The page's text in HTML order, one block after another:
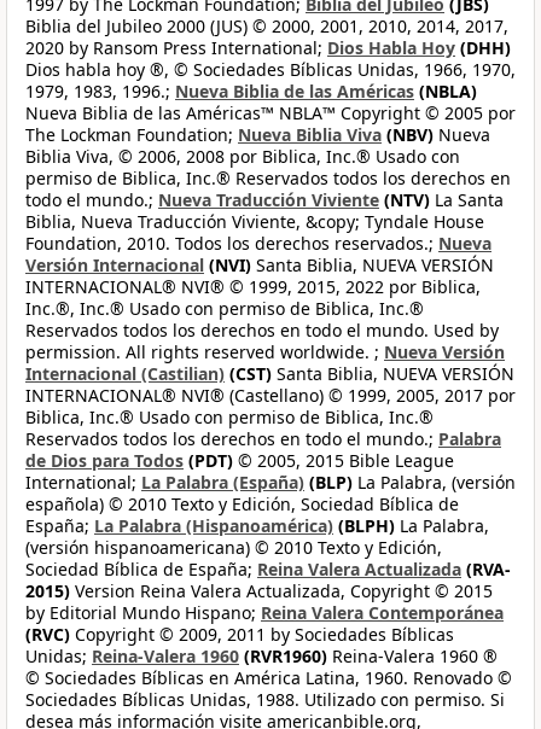
Biblia del Jubileo 2000 (JUS) © 2000, 2001, 2010, 2014, 2017,
2020 by Ransom Press International; Dios Habla Hoy (DHH)
Dios habla hoy ®, © Sociedades Bíblicas Unidas, 1966, 1970,
1979, 1983, 1996.; Nueva Biblia de las Américas (NBLA)
Nueva Biblia de las Américas™ NBLA™ Copyright © 2005 por
The Lockman Foundation; Nueva Biblia Viva (NBV) Nueva
Biblia Viva, © 2006, 2008 por Biblica, Inc.® Usado con
permiso de Biblica, Inc.® Reservados todos los derechos en
todo el mundo.; Nueva Traducción Viviente (NTV) La Santa
Biblia, Nueva Traducción Viviente, &copy; Tyndale House
Foundation, 2010. Todos los derechos reservados.; Nueva
Versión Internacional (NVI) Santa Biblia, NUEVA VERSIÓN
INTERNACIONAL® NVI® © 1999, 2015, 2022 por Biblica,
Inc.®, Inc.® Usado con permiso de Biblica, Inc.®
Reservados todos los derechos en todo el mundo. Used by
permission. All rights reserved worldwide. ; Nueva Versión
Internacional (Castilian) (CST) Santa Biblia, NUEVA VERSIÓN
INTERNACIONAL® NVI® (Castellano) © 1999, 2005, 2017 por
Biblica, Inc.® Usado con permiso de Biblica, Inc.®
Reservados todos los derechos en todo el mundo.; Palabra
de Dios para Todos (PDT) © 2005, 2015 Bible League
International; La Palabra (España) (BLP) La Palabra, (versión
española) © 2010 Texto y Edición, Sociedad Bíblica de
España; La Palabra (Hispanoamérica) (BLPH) La Palabra,
(versión hispanoamericana) © 2010 Texto y Edición,
Sociedad Bíblica de España; Reina Valera Actualizada (RVA-
2015) Version Reina Valera Actualizada, Copyright © 2015
by Editorial Mundo Hispano; Reina Valera Contemporánea
(RVC) Copyright © 2009, 2011 by Sociedades Bíblicas
Unidas; Reina-Valera 1960 (RVR1960) Reina-Valera 1960 ®
© Sociedades Bíblicas en América Latina, 1960. Renovado ©
Sociedades Bíblicas Unidas, 1988. Utilizado con permiso. Si
desea más información visite americanbible.org,